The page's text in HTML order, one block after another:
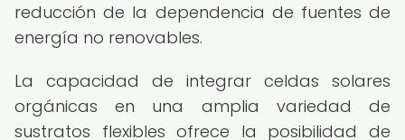
reducción de la dependencia de fuentes de
energía no renovables.
La capacidad de integrar celdas solares
orgánicas en una amplia variedad de
sustratos flexibles ofrece la posibilidad de